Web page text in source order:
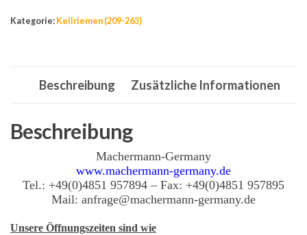
1800-
Antriebsriemen
Freedom
Menge
Kategorie: Keilriemen (209-263)
Beschreibung Zusätzliche Informationen
Beschreibung
Machermann-Germany
www.machermann-germany.de
Tel.: +49(0)4851 957894 – Fax: +49(0)4851 957895
Mail: anfrage@machermann-germany.de
Unsere Öffnungszeiten sind wie